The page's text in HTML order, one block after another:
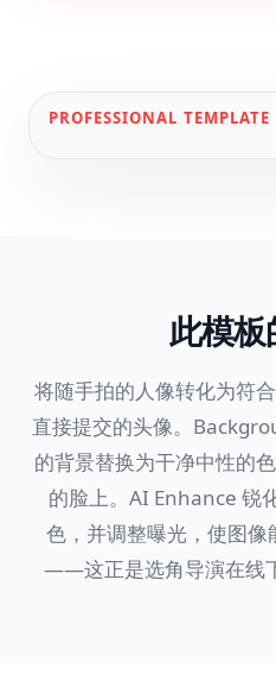
PROFESSIONAL TEMPLATE
此模板
将随手拍的人像转化为符
直接提交的头像。
的背景替换为干净中性的
的脸上。AI Enhance 锐
色，并调整曝光，使图
——这正是选角导演在线